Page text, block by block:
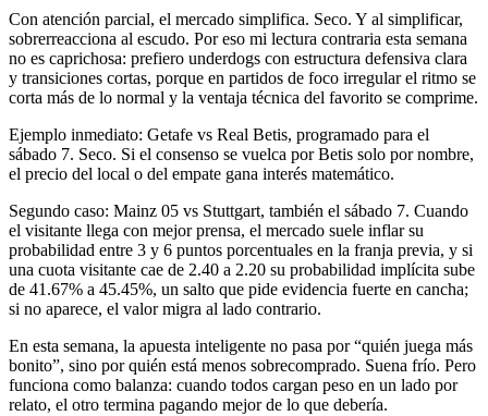
Con atención parcial, el mercado simplifica. Seco. Y al simplificar,
sobrerreacciona al escudo. Por eso mi lectura contraria esta semana
no es caprichosa: prefiero underdogs con estructura defensiva clara
y transiciones cortas, porque en partidos de foco irregular el ritmo se
corta más de lo normal y la ventaja técnica del favorito se comprime.
Ejemplo inmediato: Getafe vs Real Betis, programado para el
sábado 7. Seco. Si el consenso se vuelca por Betis solo por nombre,
el precio del local o del empate gana interés matemático.
Segundo caso: Mainz 05 vs Stuttgart, también el sábado 7. Cuando
el visitante llega con mejor prensa, el mercado suele inflar su
probabilidad entre 3 y 6 puntos porcentuales en la franja previa, y si
una cuota visitante cae de 2.40 a 2.20 su probabilidad implícita sube
de 41.67% a 45.45%, un salto que pide evidencia fuerte en cancha;
si no aparece, el valor migra al lado contrario.
En esta semana, la apuesta inteligente no pasa por “quién juega más
bonito”, sino por quién está menos sobrecomprado. Suena frío. Pero
funciona como balanza: cuando todos cargan peso en un lado por
relato, el otro termina pagando mejor de lo que debería.